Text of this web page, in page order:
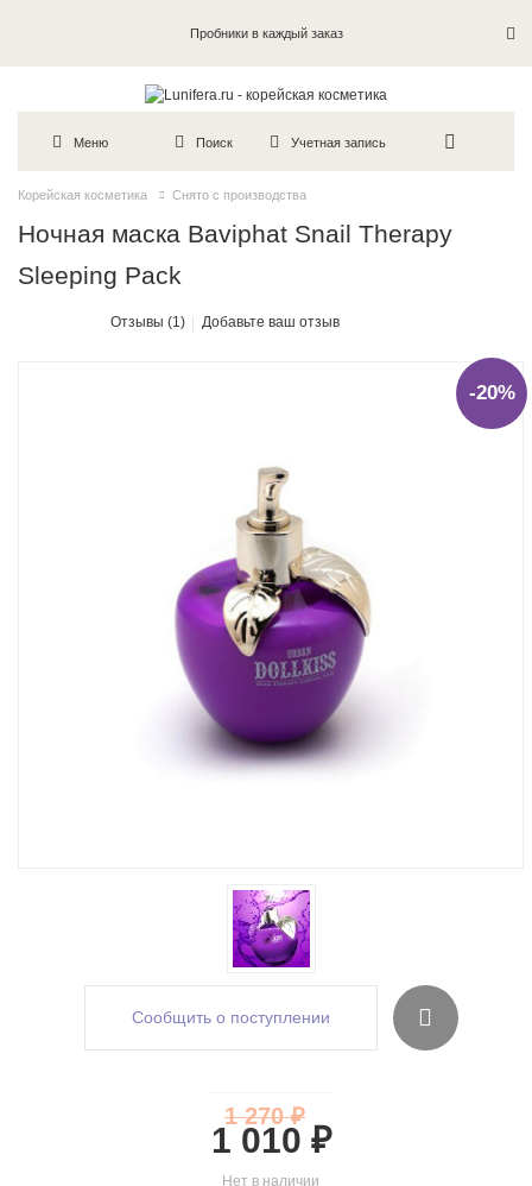
Пробники в каждый заказ
Меню Поиск Учетная запись
Корейская косметика Снято с производства
Ночная маска Baviphat Snail Therapy
Sleeping Pack
Отзывы (1) Добавьте ваш отзыв
-20%
Сообщить о поступлении
Нет в наличии
1 010 ₽
1 270 ₽